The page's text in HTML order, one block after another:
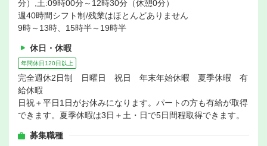
分）,土:09時00分～12時30分（休憩0分）
週40時間シフト制/残業はほとんどありません
9時～13時、15時半～19時半
休日・休暇
年間休日120日以上
完全週休2日制 日曜日 祝日 年末年始休暇 夏季休暇 有
給休暇
日祝＋平日1日がお休みになります。パートの方も有給が取得
できます。夏季休暇は3日＋土・日で5日間程取得できます。
募集職種